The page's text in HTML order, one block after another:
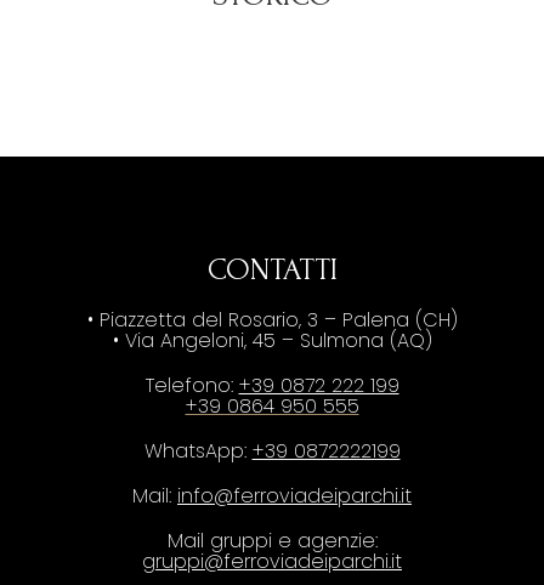
CONTATTI
• Piazzetta del Rosario, 3 – Palena (CH)
• Via Angeloni, 45 – Sulmona (AQ)
Telefono: +39 0872 222 199
+39 0864 950 555
WhatsApp: +39 0872222199
Mail: info@ferroviadeiparchi.it
Mail gruppi e agenzie:
gruppi@ferroviadeiparchi.it